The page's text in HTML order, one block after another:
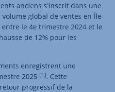
anciens s'inscrit dans une
volume global de ventes en Île-
le 4e trimestre 2024 et le
de 12% pour les
enregistrent une
2025 [1]. Cette
progressif de la